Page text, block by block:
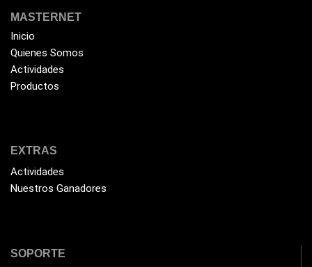
MASTERNET
Inicio
Quienes Somos
Actividades
Productos
EXTRAS
Actividades
Nuestros Ganadores
SOPORTE